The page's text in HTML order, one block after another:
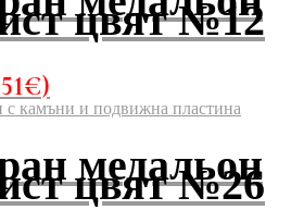
цвят №12
€)
медальон
цвят №26